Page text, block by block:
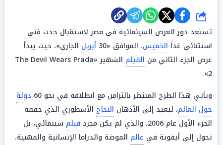
شارك
تستعد دور العرض السينمائية في مصر لاستقبال حدث فني
استثنائي غداً الخميس، الموافق «30 أبريل الجاري»، حيث يبدأ
عرض الجزء الثاني من الفيلم
الشهير «The Devil Wears Prada
2».
ويأتي هذا الطرح المنتظر بالتزامن مع انطلاقه في نحو 60
دولة
حول العالم، ليعيد إلى الأذهان النجاح الأسطوري الذي حققه
الجزء الأول عام 2006، والذي لم يكن مجرد
فيلم سينمائي، بل
تحول إلى أيقونة في عالم الموضة والدراما الإنسانية والمهنية.